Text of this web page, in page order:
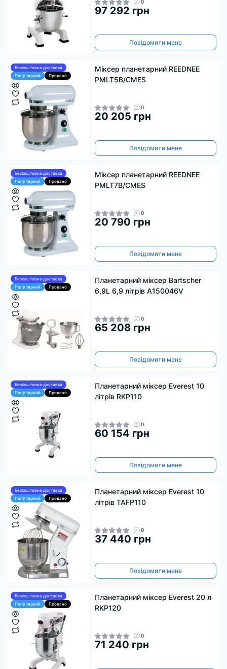
0
97 292 грн
Повідомити мене
Безкоштовна доставка
Популярний
Продано
Міксер планетарний REEDNEE
PMLT5B/CMES
0
20 205 грн
Повідомити мене
Безкоштовна доставка
Популярний
Продано
Міксер планетарний REEDNEE
PMLT7B/CMES
0
20 790 грн
Повідомити мене
Безкоштовна доставка
Популярний
Продано
Планетарний міксер Bartscher
6,9L 6,9 літрів A150046V
0
65 208 грн
Повідомити мене
Безкоштовна доставка
Популярний
Продано
Планетарний міксер Everest 10
літрів RKP110
0
60 154 грн
Повідомити мене
Безкоштовна доставка
Популярний
Продано
Планетарний міксер Everest 10
літрів TAFP110
0
37 440 грн
Повідомити мене
Безкоштовна доставка
Популярний
Продано
Планетарний міксер Everest 20 л
RKP120
0
71 240 грн